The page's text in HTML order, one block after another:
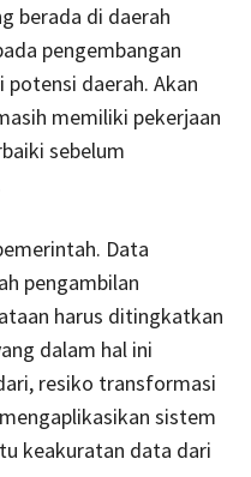
berada di daerah
pengembangan
daerah. Akan
memiliki pekerjaan
sebelum
Data
pengambilan
harus ditingkatkan
dalam hal ini
resiko transformasi
sistem
keakuratan data dari